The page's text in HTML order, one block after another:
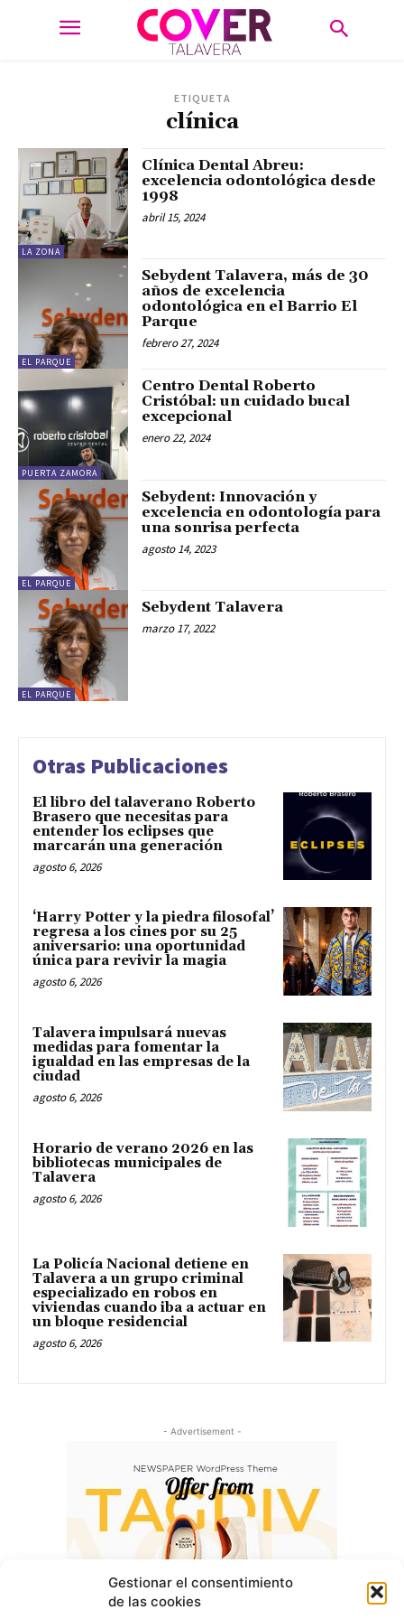
Gestionar el consentimiento
de las cookies
ETIQUETA
clínica
LA ZONA
Clínica Dental Abreu:
excelencia odontológica desde
1998
abril 15, 2024
EL PARQUE
Sebydent Talavera, más de 30
años de excelencia
odontológica en el Barrio El
Parque
febrero 27, 2024
PUERTA ZAMORA
Centro Dental Roberto
Cristóbal: un cuidado bucal
excepcional
enero 22, 2024
EL PARQUE
Sebydent: Innovación y
excelencia en odontología para
una sonrisa perfecta
agosto 14, 2023
EL PARQUE
Sebydent Talavera
marzo 17, 2022
Otras Publicaciones
El libro del talaverano Roberto
Brasero que necesitas para
entender los eclipses que
marcarán una generación
agosto 6, 2026
‘Harry Potter y la piedra filosofal’
regresa a los cines por su 25
aniversario: una oportunidad
única para revivir la magia
agosto 6, 2026
Talavera impulsará nuevas
medidas para fomentar la
igualdad en las empresas de la
ciudad
agosto 6, 2026
Horario de verano 2026 en las
bibliotecas municipales de
Talavera
agosto 6, 2026
La Policía Nacional detiene en
Talavera a un grupo criminal
especializado en robos en
viviendas cuando iba a actuar en
un bloque residencial
agosto 6, 2026
- Advertisement -